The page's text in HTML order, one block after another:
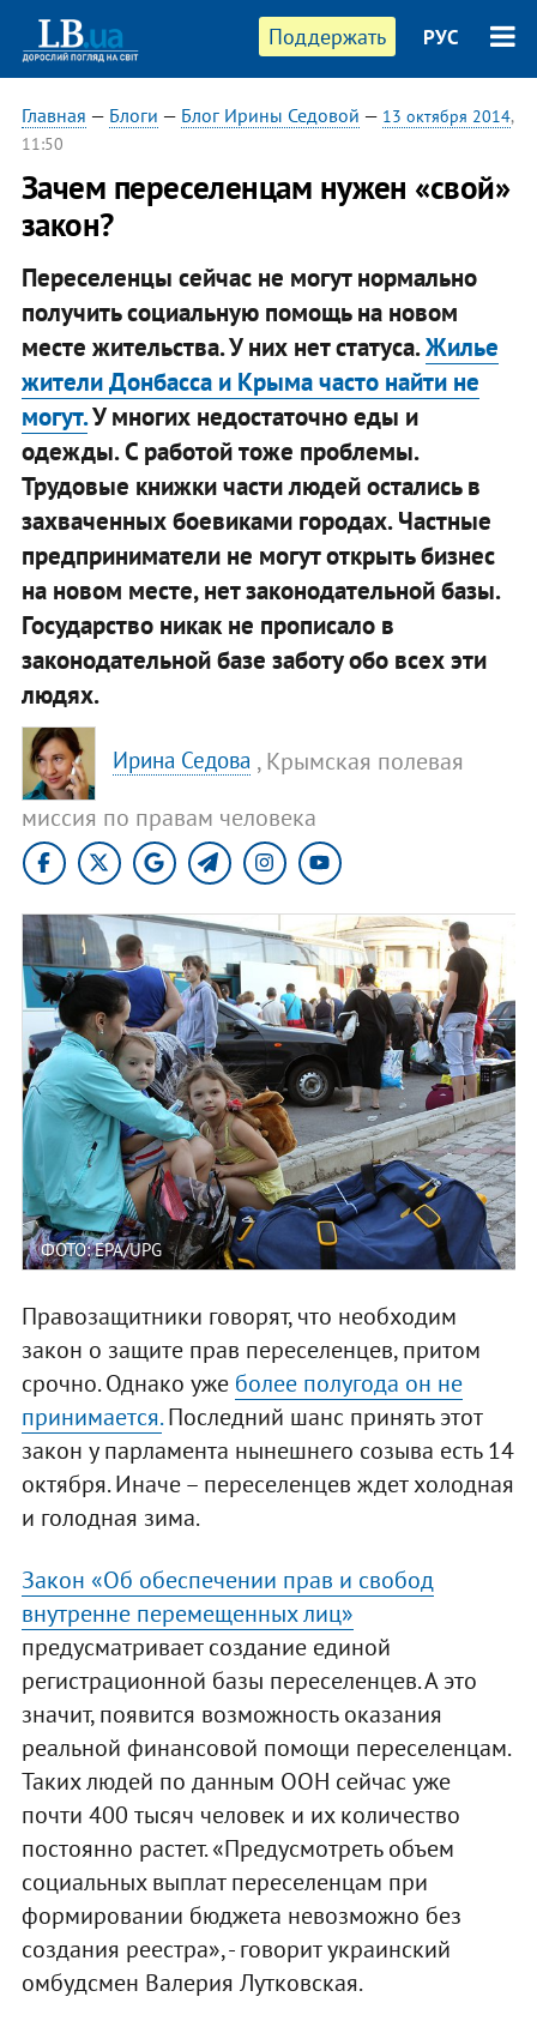
Поддержать РУС
Главная — Блоги — Блог Ирины Седовой — 13 октября 2014,
11:50
Зачем переселенцам нужен «свой»
закон?
Переселенцы сейчас не могут нормально
получить социальную помощь на новом
месте жительства. У них нет статуса.Жилье
жители Донбасса и Крыма часто найти не
могут.У многих недостаточно еды и
одежды. С работой тоже проблемы.
Трудовые книжки части людей остались в
захваченных боевиками городах. Частные
предприниматели не могут открыть бизнес
на новом месте, нет законодательной базы.
Государство никак не прописало в
законодательной базе заботу обо всех эти
людях.
Ирина Седова , Крымская полевая
миссия по правам человека
ФОТО: EPA/UPG
Правозащитники говорят, что необходим
закон о защите прав переселенцев, притом
срочно. Однако уже более полугода он не
принимается.Последний шанс принять этот
закон у парламента нынешнего созыва есть 14
октября. Иначе – переселенцев ждет холодная
и голодная зима.
Закон «Об обеспечении прав и свобод
внутренне перемещенных лиц»
предусматривает создание единой
регистрационной базы переселенцев. А это
значит, появится возможность оказания
реальной финансовой помощи переселенцам.
Таких людей по данным ООН сейчас уже
почти 400 тысяч человек и их количество
постоянно растет. «Предусмотреть объем
социальных выплат переселенцам при
формировании бюджета невозможно без
создания реестра», - говорит украинский
омбудсмен Валерия Лутковская.